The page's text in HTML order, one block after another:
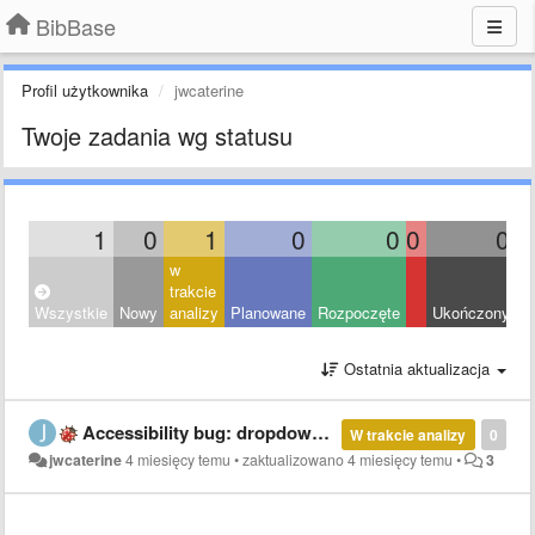
BibBase
Profil użytkownika jwcaterine
Twoje zadania wg statusu
1 0 1 0 0 0 0
Wszystkie Nowy
w
trakcie
analizy
Planowane Rozpoczęte Ukończony
Ostatnia aktualizacja
0
W trakcie analizy
Accessibility bug: dropdown toggle link missing accessible name
jwcaterine4 miesięcy temu •zaktualizowano4 miesięcy temu • 3